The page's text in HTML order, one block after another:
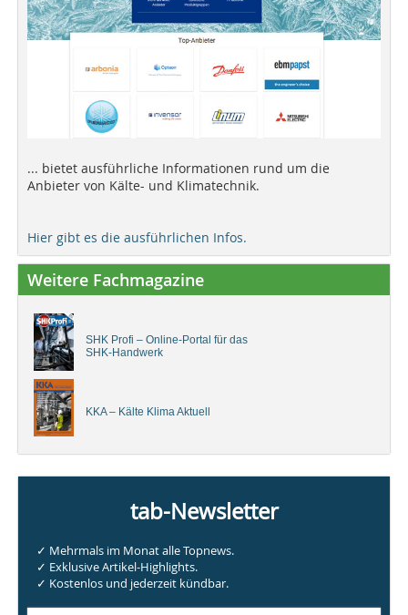
... bietet ausführliche Informationen rund um die
Anbieter von Kälte- und Klimatechnik.
Hier gibt es die ausführlichen Infos.
Weitere Fachmagazine
SHK Profi – Online-Portal für das
SHK-Handwerk
KKA – Kälte Klima Aktuell
tab-Newsletter
✓ Mehrmals im Monat alle Topnews.
✓ Exklusive Artikel-Highlights.
✓ Kostenlos und jederzeit kündbar.